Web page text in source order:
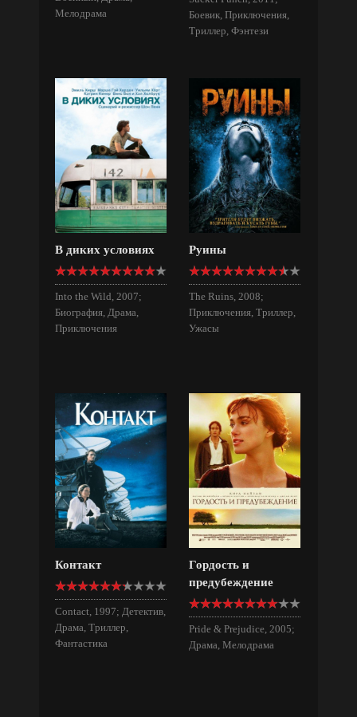
Мелодрама
Боевик, Приключения,
Триллер, Фэнтези
В диких условиях
Into the Wild, 2007;
Биография, Драма,
Приключения
Руины
The Ruins, 2008;
Приключения, Триллер,
Ужасы
Контакт
Contact, 1997; Детектив,
Драма, Триллер,
Фантастика
Гордость и
предубеждение
Pride & Prejudice, 2005;
Драма, Мелодрама